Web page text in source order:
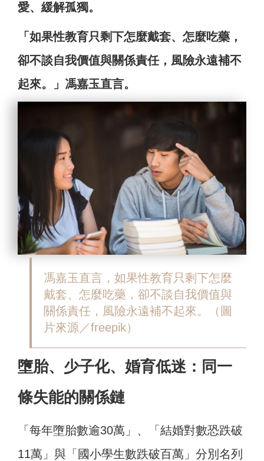
愛、緩解孤獨。
「如果性教育只剩下怎麼戴套、怎麼吃藥，
卻不談自我價值與關係責任，風險永遠補不
起來。」馮嘉玉直言。
馮嘉玉直言，如果性教育只剩下怎麼
戴套、怎麼吃藥，卻不談自我價值與
關係責任，風險永遠補不起來。
（圖
片來源／freepik）
墮胎、少子化、婚育低迷：同一
條失能的關係鏈
「每年墮胎數逾30萬」、「結婚對數恐跌破
11萬」與「國小學生數跌破百萬」分別名列